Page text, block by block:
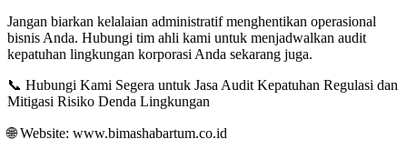
Jangan biarkan kelalaian administratif menghentikan operasional
bisnis Anda. Hubungi tim ahli kami untuk menjadwalkan audit
kepatuhan lingkungan korporasi Anda sekarang juga.
📞 Hubungi Kami Segera untuk Jasa Audit Kepatuhan Regulasi dan
Mitigasi Risiko Denda Lingkungan
🌐 Website: www.bimashabartum.co.id